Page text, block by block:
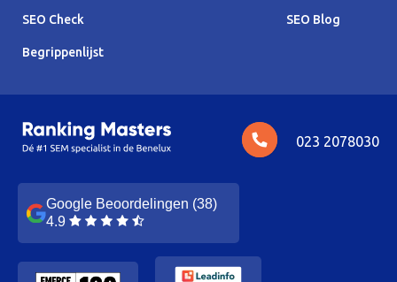
SEO Check SEO Blog
Begrippenlijst
023 2078030
Google Beoordelingen (38)
4.9